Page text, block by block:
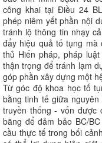
công khai tại Điều 24
phép niêm yết phần nội
tránh lộ thông tin nhạy
đẩy hiệu quả tố tụng
thủ Hiến pháp, pháp
thận trọng để tránh lạm
góp phần xây dựng một
Từ góc độ khoa học tố
bằng tinh tế giữa nguyên
truyền thống - vốn được
bằng để đảm bảo BC/
cầu thực tế trong bối